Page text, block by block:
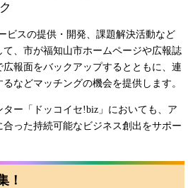
ビスの提供・開発、課題解決活動など
、市が福知山市ホームページや広報誌
報面をバックアップするとともに、連
などマッチングの機会を提供します。
ー「ドッコイセ!biz」においても、ア
った持続可能なビジネス創出をサポー
！